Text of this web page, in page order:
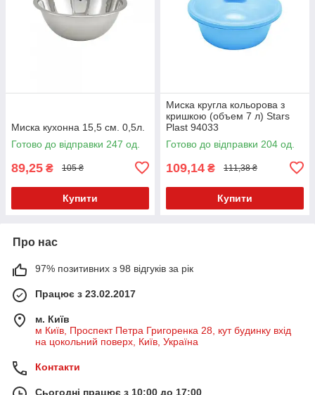
Миска кухонна 15,5 см. 0,5л.
Готово до відправки 247 од.
89,25 ₴ 105 ₴
Купити
Миска кругла кольорова з
кришкою (объем 7 л) Stars
Plast 94033
Готово до відправки 204 од.
109,14 ₴ 111,38 ₴
Купити
Про нас
97% позитивних з 98 відгуків за рік
Працює з 23.02.2017
м. Київ
м Київ, Проспект Петра Григоренка 28, кут будинку вхід
на цокольний поверх, Київ, Україна
Контакти
Сьогодні працює з 10:00 до 17:00